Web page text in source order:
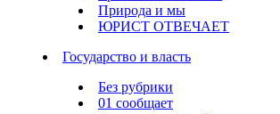
Природа и мы
ЮРИСТ ОТВЕЧАЕТ
Государство и власть
Без рубрики
01 сообщает